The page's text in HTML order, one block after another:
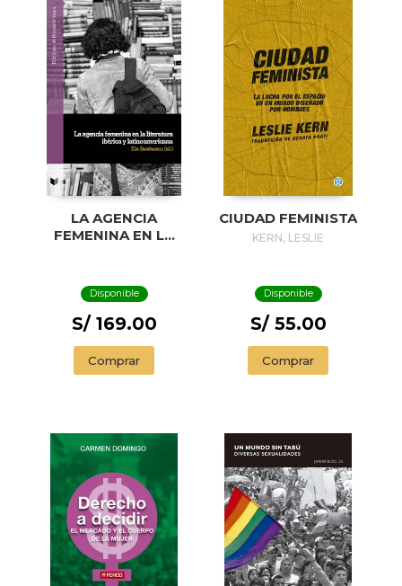
LA AGENCIA
FEMENINA EN LA
LATINOAMERICANA
Disponible
S/ 169.00
Comprar
CIUDAD FEMINISTA
KERN, LESLIE
Disponible
S/ 55.00
Comprar